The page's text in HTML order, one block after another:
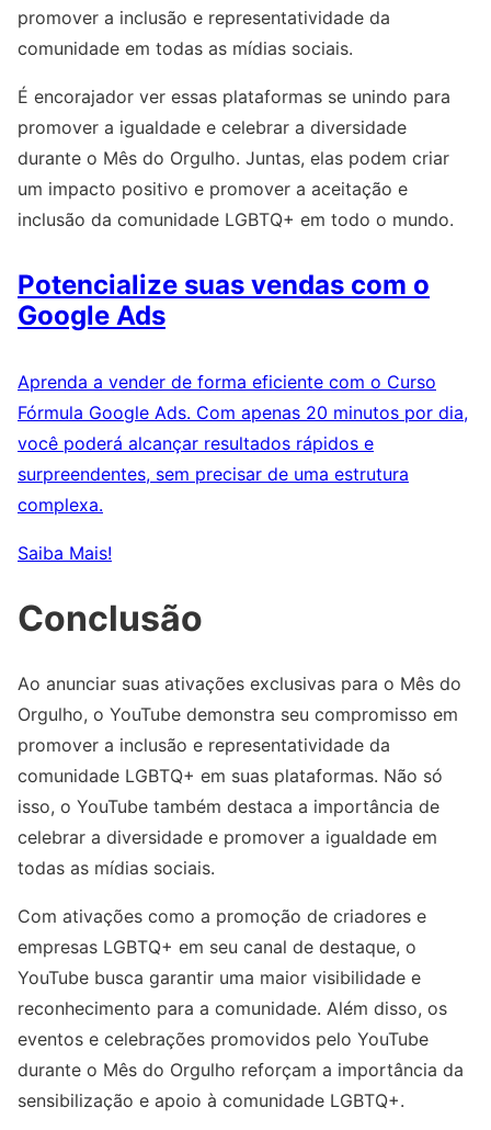
promover a inclusão e representatividade da
comunidade em todas as mídias sociais.
É encorajador ver essas plataformas se unindo para
promover a igualdade e celebrar a diversidade
durante o Mês do Orgulho. Juntas, elas podem criar
um impacto positivo e promover a aceitação e
inclusão da comunidade LGBTQ+ em todo o mundo.
Potencialize suas vendas com o
Google Ads
Aprenda a vender de forma eficiente com o Curso
Fórmula Google Ads. Com apenas 20 minutos por dia,
você poderá alcançar resultados rápidos e
surpreendentes, sem precisar de uma estrutura
complexa.
Saiba Mais!
Conclusão
Ao anunciar suas ativações exclusivas para o Mês do
Orgulho, o YouTube demonstra seu compromisso em
promover a inclusão e representatividade da
comunidade LGBTQ+ em suas plataformas. Não só
isso, o YouTube também destaca a importância de
celebrar a diversidade e promover a igualdade em
todas as mídias sociais.
Com ativações como a promoção de criadores e
empresas LGBTQ+ em seu canal de destaque, o
YouTube busca garantir uma maior visibilidade e
reconhecimento para a comunidade. Além disso, os
eventos e celebrações promovidos pelo YouTube
durante o Mês do Orgulho reforçam a importância da
sensibilização e apoio à comunidade LGBTQ+.